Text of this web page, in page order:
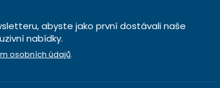
abyste jako první dostávali naše
nabídky.
osobních údajů.